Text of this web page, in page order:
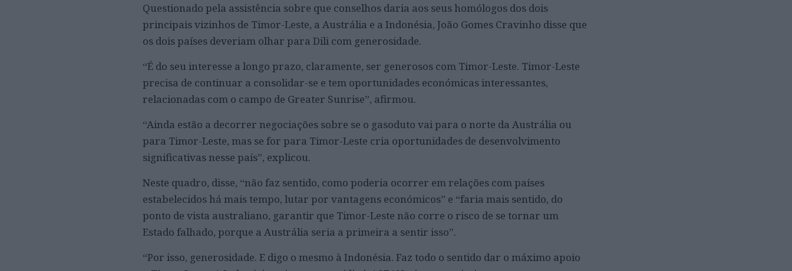
Questionado pela assistência sobre que conselhos daria aos seus homólogos dos dois
principais vizinhos de Timor-Leste, a Austrália e a Indonésia, João Gomes Cravinho disse que
os dois países deveriam olhar para Dili com generosidade.
“É do seu interesse a longo prazo, claramente, ser generosos com Timor-Leste. Timor-Leste
precisa de continuar a consolidar-se e tem oportunidades económicas interessantes,
relacionadas com o campo de Greater Sunrise”, afirmou.
“Ainda estão a decorrer negociações sobre se o gasoduto vai para o norte da Austrália ou
para Timor-Leste, mas se for para Timor-Leste cria oportunidades de desenvolvimento
significativas nesse país”, explicou.
Neste quadro, disse, “não faz sentido, como poderia ocorrer em relações com países
estabelecidos há mais tempo, lutar por vantagens económicos” e “faria mais sentido, do
ponto de vista australiano, garantir que Timor-Leste não corre o risco de se tornar um
Estado falhado, porque a Austrália seria a primeira a sentir isso”.
“Por isso, generosidade. E digo o mesmo à Indonésia. Faz todo o sentido dar o máximo apoio